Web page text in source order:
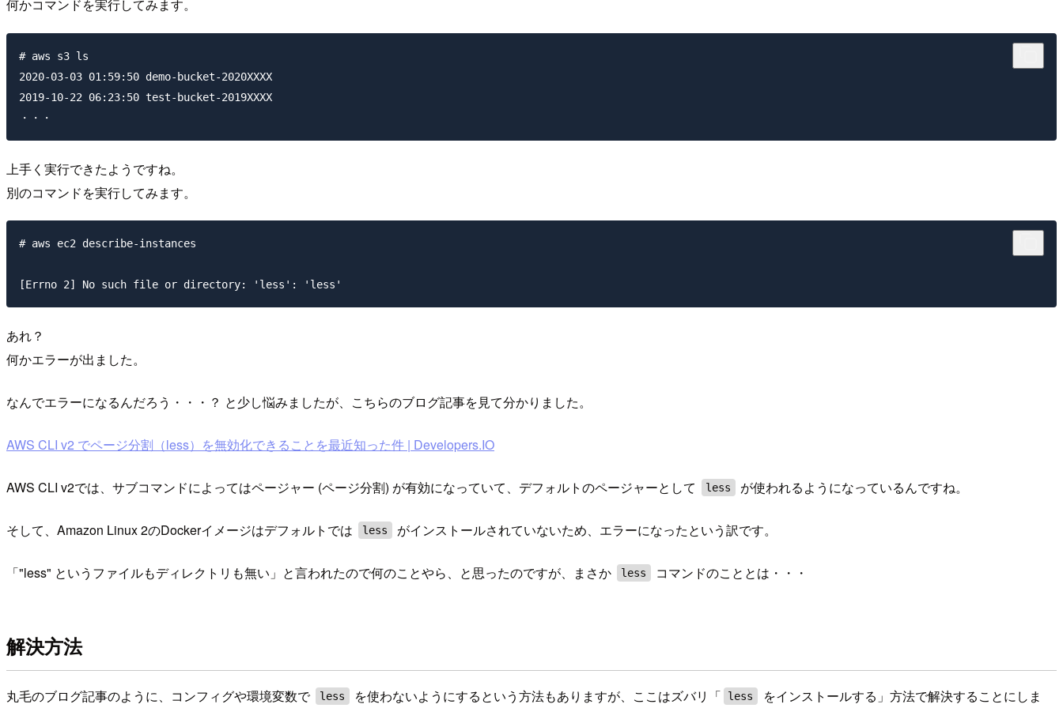
何かコマンドを実行してみます。
# aws s3 ls
2020-03-03 01:59:50 demo-bucket-2020XXXX
2019-10-22 06:23:50 test-bucket-2019XXXX
上手く実行できたようですね。
別のコマンドを実行してみます。
# aws ec2 describe-instances
あれ？
何かエラーが出ました。
なんでエラーになるんだろう・・・？ と少し悩みましたが、こちらのブログ記事を見て分かりました。
AWS CLI v2 でページ分割（less）を無効化できることを最近知った件 | Developers.IO
AWS CLI v2では、サブコマンドによってはページャー (ページ分割) が有効になっていて、デフォルトのページャーとして less が使われるようになっているんですね。
そして、Amazon Linux 2のDockerイメージはデフォルトでは less がインストールされていないため、エラーになったという訳です。
「"less" というファイルもディレクトリも無い」と言われたので何のことやら、と思ったのですが、まさか less コマンドのこととは・・・
解決方法
丸毛のブログ記事のように、コンフィグや環境変数で less を使わないようにするという方法もありますが、ここはズバリ「 less をインストールする」方法で解決することにしま